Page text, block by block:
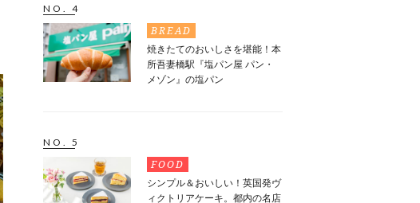
NO. 4
BREAD
焼きたてのおいしさを堪能！本
所吾妻橋駅『塩パン屋 パン・
メゾン』の塩パン
NO. 5
FOOD
シンプル＆おいしい！英国発ヴ
ィクトリアケーキ。都内の名店